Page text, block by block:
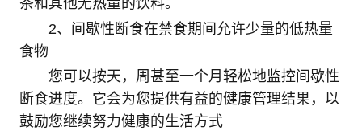
茶和其他无热量的饮料。
2、间歇性断食在禁食期间允许少量的低热量
食物
您可以按天，周甚至一个月轻松地监控间歇性
断食进度。它会为您提供有益的健康管理结果，以
鼓励您继续努力健康的生活方式